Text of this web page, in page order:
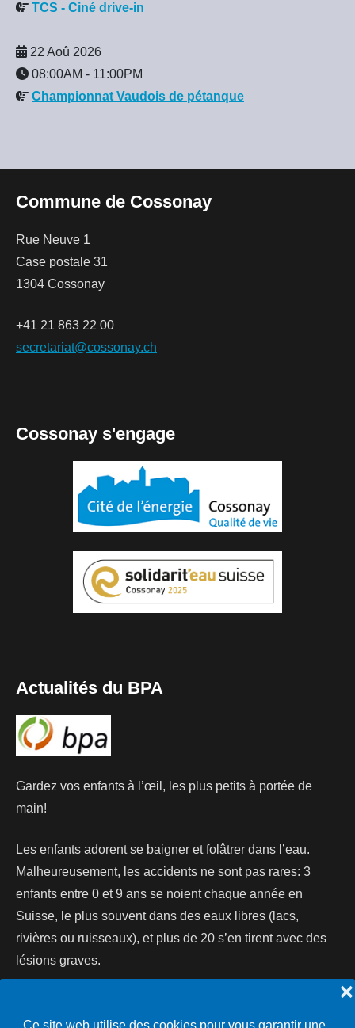
❌
TCS - Ciné drive-in
22 Aoû 2026
08:00AM - 11:00PM
Championnat Vaudois de pétanque
Commune de Cossonay
Rue Neuve 1
Case postale 31
1304 Cossonay
+41 21 863 22 00
secretariat@cossonay.ch
Cossonay s'engage
Actualités du BPA
Gardez vos enfants à l’œil, les plus petits à portée de
main!
Les enfants adorent se baigner et folâtrer dans l’eau.
Malheureusement, les accidents ne sont pas rares: 3
enfants entre 0 et 9 ans se noient chaque année en
Suisse, le plus souvent dans des eaux libres (lacs,
rivières ou ruisseaux), et plus de 20 s’en tirent avec des
lésions graves.